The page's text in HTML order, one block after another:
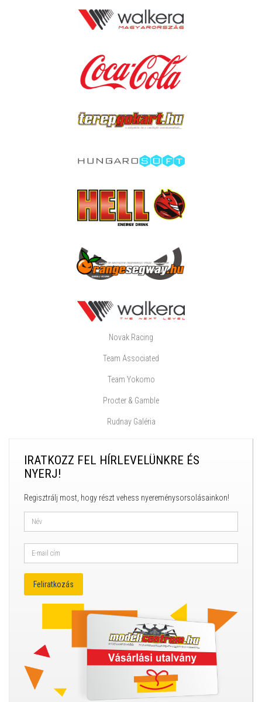
Novak Racing
Team Associated
Team Yokomo
Procter & Gamble
Rudnay Galéria
IRATKOZZ FEL HÍRLEVELÜNKRE ÉS
NYERJ!
Regisztrálj most, hogy részt vehess nyereménysorsolásainkon!